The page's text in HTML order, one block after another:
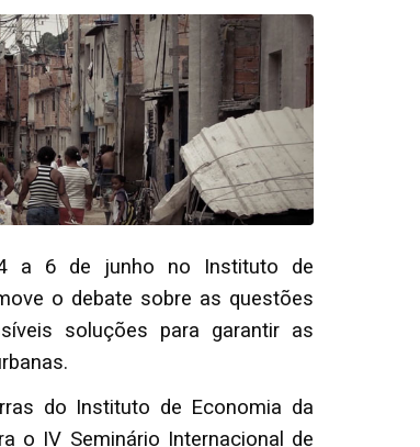
a 6 de junho no Instituto de
o debate sobre as questões
soluções para garantir as
do Instituto de Economia da
o IV Seminário Internacional de